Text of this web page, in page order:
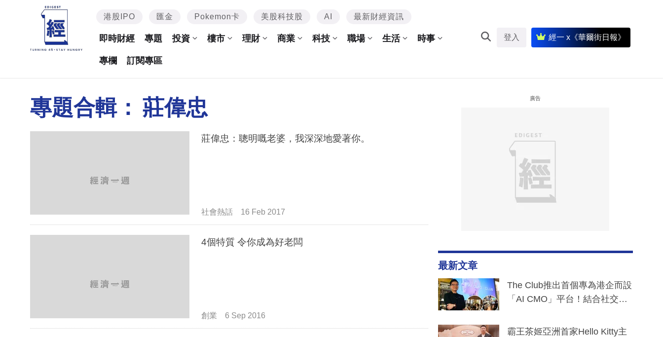
港股IPO 匯金 Pokemon卡 美股科技股 AI 最新財經資訊
即時財經 專題 投資 樓市 理財 商業 科技 職場 生活 時事
專欄 訂閱專區
登入 經一 x《華爾街日報》
專題合輯： ‎莊偉忠
莊偉忠：聰明嘅老婆，我深深地愛著你。
社會熱話 16 Feb 2017
4個特質 令你成為好老闆
創業 6 Sep 2016
廣告
最新文章
The Club推出首個專為港企而設
「AI CMO」平台！結合社交聆
分鐘生成「貼地」宣傳短片
霸王茶姬亞洲首家Hello Kitty主